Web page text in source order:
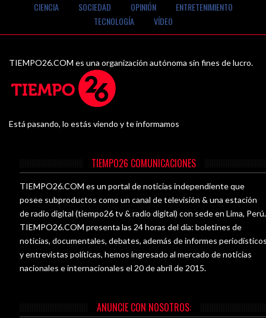
CIENCIA
SOCIEDAD OPINIÓN
ENTRETENIMIENTO
TECNOLOGÍA
VÍDEO
TIEMPO26.COM es una organización autónoma sin fines de lucro.
Está pasando, lo estás viendo y te informamos
TIEMPO26 COMUNICACIONES
TIEMPO26.COM es un portal de noticias independiente que
posee subproductos como un canal de televisión & una estación
de radio digital (tiempo26 tv & radio digital) con sede en Lima, Perú.
TIEMPO26.COM presenta las 24 horas del día: boletines de
noticias, documentales, debates, además de informes
y entrevistas políticas, hemos ingresado al mercado de noticias
nacionales e internacionales el 20 de abril de 2015.
ANUNCIE CON NOSOTROS: